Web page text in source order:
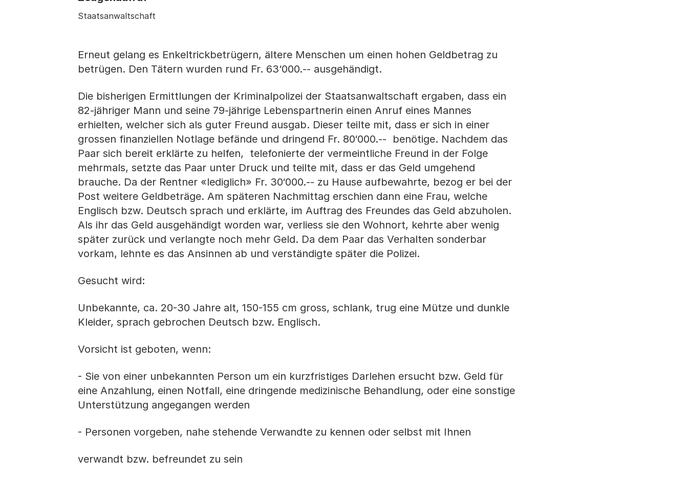
Staatsanwaltschaft
Erneut gelang es Enkeltrickbetrügern, ältere Menschen um einen hohen Geldbetrag zu
betrügen. Den Tätern wurden rund Fr. 63‘000.-- ausgehändigt.
Die bisherigen Ermittlungen der Kriminalpolizei der Staatsanwaltschaft ergaben, dass ein
82-jähriger Mann und seine 79-jährige Lebenspartnerin einen Anruf eines Mannes
erhielten, welcher sich als guter Freund ausgab. Dieser teilte mit, dass er sich in einer
grossen finanziellen Notlage befände und dringend Fr. 80‘000.-- benötige. Nachdem das
Paar sich bereit erklärte zu helfen, telefonierte der vermeintliche Freund in der Folge
mehrmals, setzte das Paar unter Druck und teilte mit, dass er das Geld umgehend
brauche. Da der Rentner «lediglich» Fr. 30‘000.-- zu Hause aufbewahrte, bezog er bei der
Post weitere Geldbeträge. Am späteren Nachmittag erschien dann eine Frau, welche
Englisch bzw. Deutsch sprach und erklärte, im Auftrag des Freundes das Geld abzuholen.
Als ihr das Geld ausgehändigt worden war, verliess sie den Wohnort, kehrte aber wenig
später zurück und verlangte noch mehr Geld. Da dem Paar das Verhalten sonderbar
vorkam, lehnte es das Ansinnen ab und verständigte später die Polizei.
Gesucht wird:
Unbekannte, ca. 20-30 Jahre alt, 150-155 cm gross, schlank, trug eine Mütze und dunkle
Kleider, sprach gebrochen Deutsch bzw. Englisch.
Vorsicht ist geboten, wenn:
- Sie von einer unbekannten Person um ein kurzfristiges Darlehen ersucht bzw. Geld für
eine Anzahlung, einen Notfall, eine dringende medizinische Behandlung, oder eine sonstige
Unterstützung angegangen werden
- Personen vorgeben, nahe stehende Verwandte zu kennen oder selbst mit Ihnen
verwandt bzw. befreundet zu sein